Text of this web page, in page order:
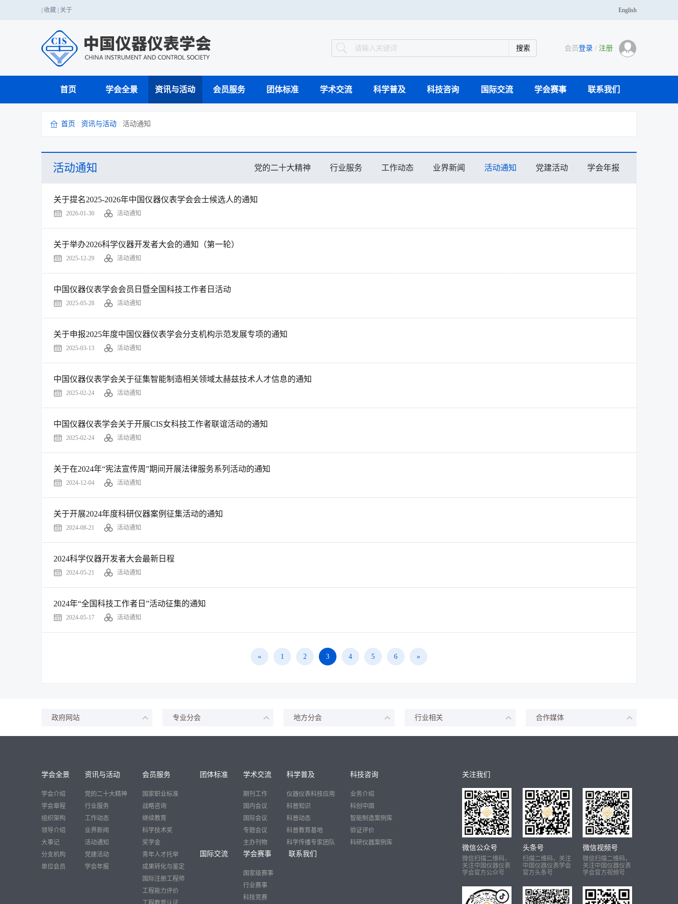
收藏 关于 English
会员登录 / 注册
首页 学会全景
学会介绍
资讯与活动
党的二十大精神
会员服务
国家职业标准
团体标准 学术交流
期刊工作
科学普及
仪器仪表科技应用
科技咨询
业务介绍
国际交流 学会赛事
国家级赛事
联系我们
首页 资讯与活动 活动通知
党的二十大精神 行业服务 工作动态 业界新闻 活动通知 党建活动 学会年报
活动通知
关于提名2025-2026年中国仪器仪表学会会士候选人的通知
2026-01-30 活动通知
关于举办2026科学仪器开发者大会的通知（第一轮）
2025-12-29 活动通知
中国仪器仪表学会会员日暨全国科技工作者日活动
2025-05-28 活动通知
关于申报2025年度中国仪器仪表学会分支机构示范发展专项的通知
2025-03-13 活动通知
中国仪器仪表学会关于征集智能制造相关领域太赫兹技术人才信息的通知
2025-02-24 活动通知
中国仪器仪表学会关于开展CIS女科技工作者联谊活动的通知
2025-02-24 活动通知
关于在2024年“宪法宣传周”期间开展法律服务系列活动的通知
2024-12-04 活动通知
关于开展2024年度科研仪器案例征集活动的通知
2024-08-21 活动通知
2024科学仪器开发者大会最新日程
2024-05-21 活动通知
2024年“全国科技工作者日”活动征集的通知
2024-05-17 活动通知
« 1 2 3 4 5 6 »
政府网站 专业分会 地方分会 行业相关 合作媒体
关注我们
微信公众号
微信扫描二维码，
关注中国仪器仪表
学会官方公众号
头条号
扫描二维码，关注
中国仪器仪表学会
官方头条号
微信视频号
微信扫描二维码，
关注中国仪器仪表
学会官方视频号
学会全景
学会介绍
学会章程
组织架构
领导介绍
大事记
分支机构
单位会员
资讯与活动
党的二十大精神
行业服务
工作动态
业界新闻
活动通知
党建活动
学会年报
会员服务
国家职业标准
战略咨询
继续教育
科学技术奖
奖学金
青年人才托举
成果转化与鉴定
国际注册工程师
工程能力评价
团体标准 学术交流
期刊工作
国内会议
国际会议
专题会议
主办刊物
科学普及
仪器仪表科技应用
科普知识
科普动态
科普教育基地
科学传播专家团队
科技咨询
业务介绍
科创中国
智能制造案例库
验证评价
科研仪器案例库
国际交流 学会赛事
国家级赛事
行业赛事
科技竞赛
联系我们